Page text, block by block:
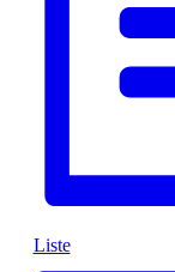
Liste